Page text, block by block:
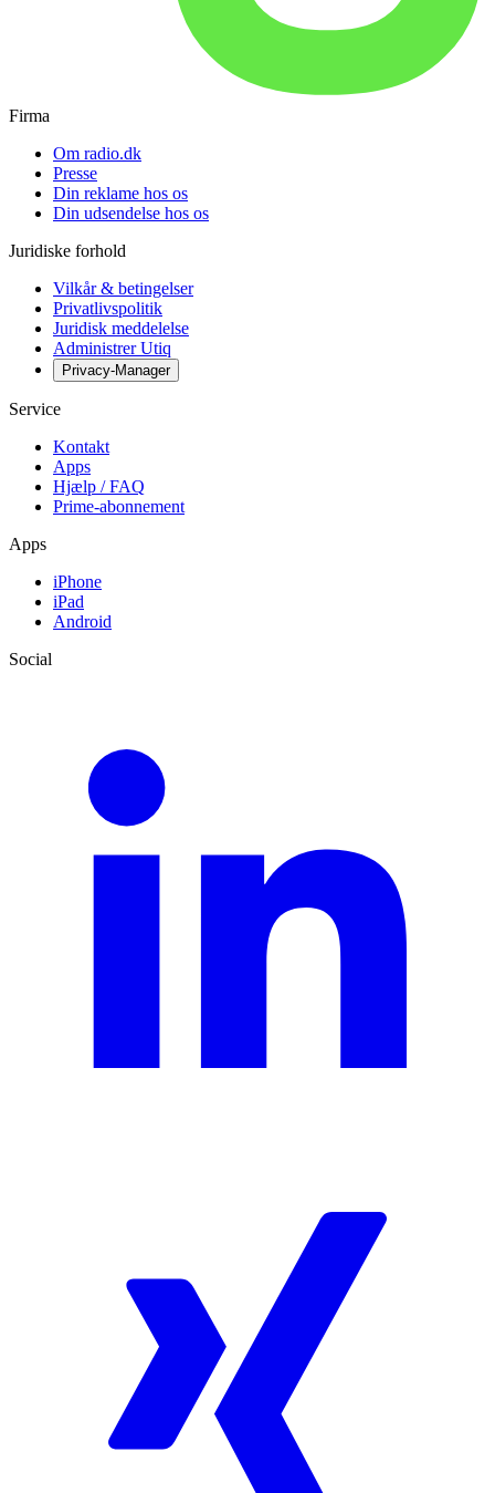
Firma
Om radio.dk
Presse
Din reklame hos os
Din udsendelse hos os
Juridiske forhold
Vilkår & betingelser
Privatlivspolitik
Juridisk meddelelse
Administrer Utiq
Privacy-Manager
Service
Kontakt
Apps
Hjælp / FAQ
Prime-abonnement
Apps
iPhone
iPad
Android
Social